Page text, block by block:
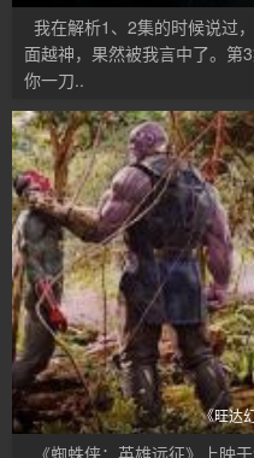
我在解析1、2集的时候说过
面越神，果然被我言中了。第
你一刀..
《旺达
《蜘蛛侠：英雄远征》上映